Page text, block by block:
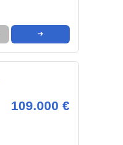
➜
109.000 €